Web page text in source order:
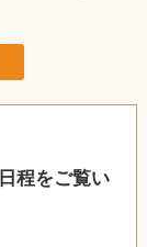
程をご覧い